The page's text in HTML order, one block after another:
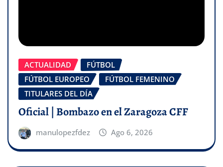
ACTUALIDAD
FÚTBOL
FÚTBOL EUROPEO
FÚTBOL FEMENINO
TITULARES DEL DÍA
Oficial | Bombazo en el Zaragoza CFF
manulopezfdez Ago 6, 2026